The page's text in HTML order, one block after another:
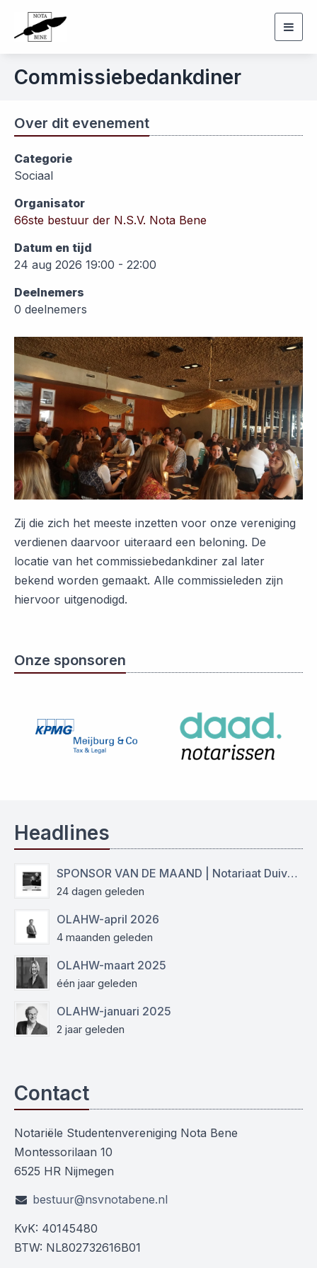
Commissiebedankdiner
Over dit evenement
Categorie
Sociaal
Organisator
66ste bestuur der N.S.V. Nota Bene
Datum en tijd
24 aug 2026 19:00 - 22:00
Deelnemers
0 deelnemers
Zij die zich het meeste inzetten voor onze vereniging
verdienen daarvoor uiteraard een beloning. De
locatie van het commissiebedankdiner zal later
bekend worden gemaakt. Alle commissieleden zijn
hiervoor uitgenodigd.
Onze sponsoren
Headlines
SPONSOR VAN DE MAAND | Notariaat Duiven Westervoort
24 dagen geleden
OLAHW-april 2026
4 maanden geleden
OLAHW-maart 2025
één jaar geleden
OLAHW-januari 2025
2 jaar geleden
Contact
Notariële Studentenvereniging Nota Bene
Montessorilaan 10
6525 HR Nijmegen
bestuur@nsvnotabene.nl
KvK: 40145480
BTW: NL802732616B01